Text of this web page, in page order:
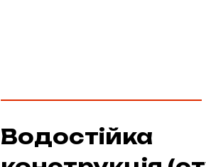
Водостійка